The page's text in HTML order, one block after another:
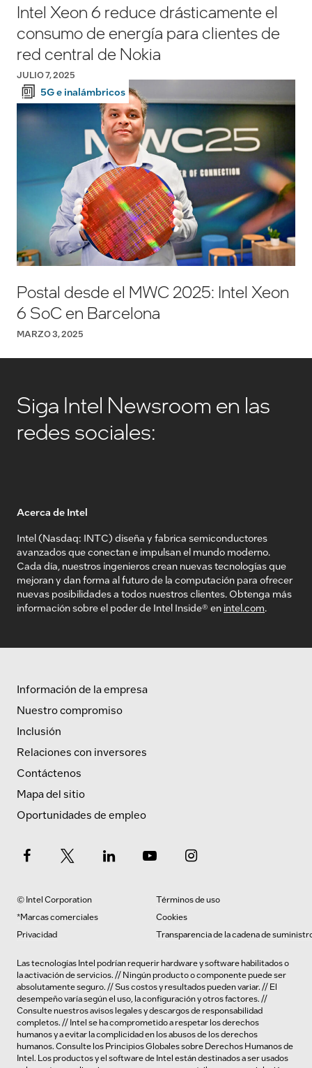
Intel Xeon 6 reduce drásticamente el
consumo de energía para clientes de
red central de Nokia
JULIO 7, 2025
5G e inalámbricos
Postal desde el MWC 2025: Intel Xeon
6 SoC en Barcelona
MARZO 3, 2025
Siga Intel Newsroom en las
redes sociales:
Acerca de Intel
Intel (Nasdaq: INTC) diseña y fabrica semiconductores
avanzados que conectan e impulsan el mundo moderno.
Cada día, nuestros ingenieros crean nuevas tecnologías que
mejoran y dan forma al futuro de la computación para ofrecer
nuevas posibilidades a todos nuestros clientes. Obtenga más
información sobre el poder de Intel Inside® en intel.com.
Información de la empresa
Nuestro compromiso
Inclusión
Relaciones con inversores
Contáctenos
Mapa del sitio
Oportunidades de empleo
© Intel Corporation
Términos de uso
*Marcas comerciales
Cookies
Privacidad
Transparencia de la cadena de
Las tecnologías Intel podrían requerir hardware y software habilitados o
la activación de servicios. // Ningún producto o componente puede ser
absolutamente seguro. // Sus costos y resultados pueden variar. // El
desempeño varía según el uso, la configuración y otros factores. //
Consulte nuestrosavisos legales y descargos de responsabilidad
completos. // Intel se ha comprometido a respetar los derechos
humanos y a evitar la complicidad en los abusos de los derechos
humanos.Consulte losPrincipios Globales sobre Derechos Humanos de
Intel. Los productos y el software de Intel están destinados a ser usados